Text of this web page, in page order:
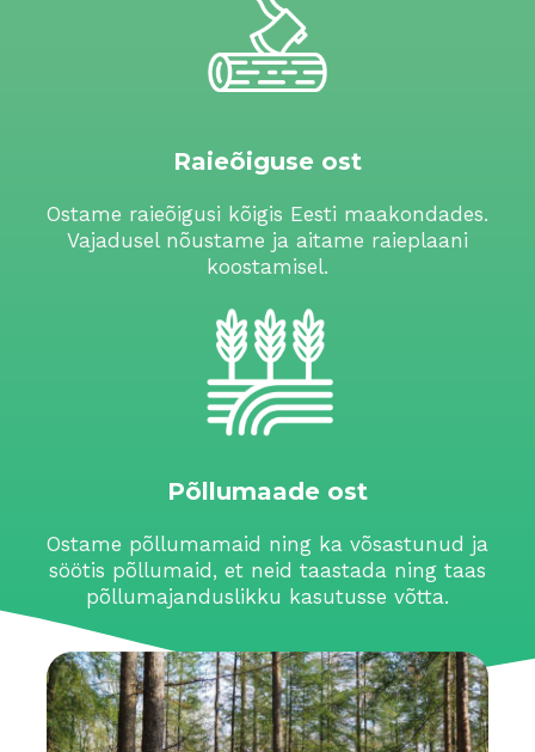
Raieõiguse ost
Ostame raieõigusi kõigis Eesti maakondades.
Vajadusel nõustame ja aitame raieplaani
koostamisel.
Põllumaade ost
Ostame põllumamaid ning ka võsastunud ja
söötis põllumaid, et neid taastada ning taas
põllumajanduslikku kasutusse võtta.